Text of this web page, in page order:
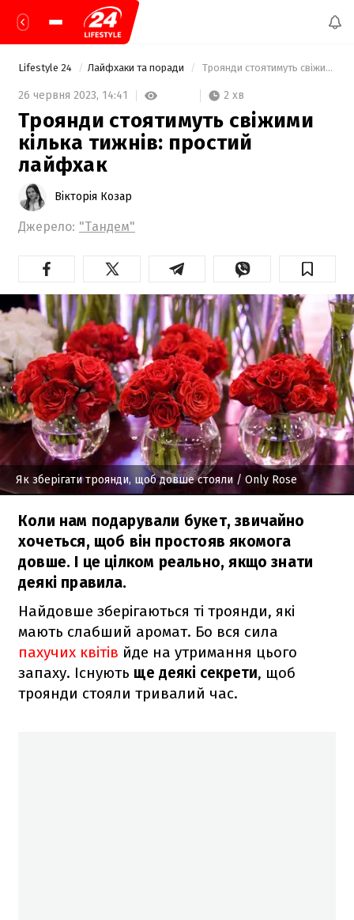
Lifestyle 24 Лайфхаки та поради Троянди стоятимуть свіжими кілька тижнів: простий лайфхак
26 червня 2023, 14:41 2 хв
Троянди стоятимуть свіжими
кілька тижнів: простий
лайфхак
Вікторія Козар
Джерело: "Тандем"
Як зберігати троянди, щоб довше стояли / Only Rose
Коли нам подарували букет, звичайно
хочеться, щоб він простояв якомога
довше. І це цілком реально, якщо знати
деякі правила.
Найдовше зберігаються ті троянди, які
мають слабший аромат. Бо вся сила
пахучих квітів йде на утримання цього
запаху. Існують ще деякі секрети, щоб
троянди стояли тривалий час.